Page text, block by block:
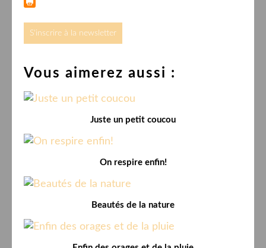
S'inscrire à la newsletter
Vous aimerez aussi :
Juste un petit coucou
On respire enfin!
Beautés de la nature